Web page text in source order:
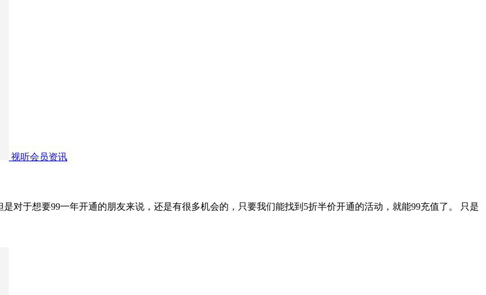
视听会员资讯
对于想要99一年开通的朋友来说，还是有很多机会的，只要我们能找到5折半价开通的活动，就能99充值了。 只是